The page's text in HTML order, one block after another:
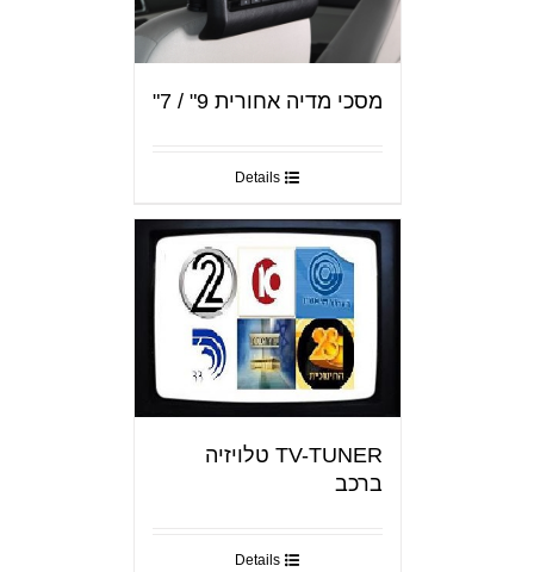
מסכי מדיה אחורית 9" / 7"
Details
TV-TUNER טלויזיה
ברכב
Details